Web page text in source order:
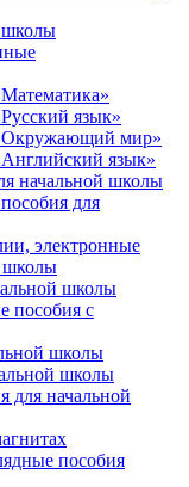
школы
язык»
мир»
язык»
начальной школы
для
электронные
школы
школы
пособия с
школы
школы
для начальной
пособия